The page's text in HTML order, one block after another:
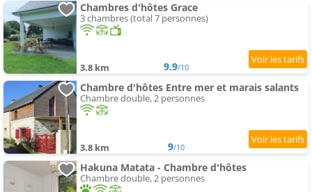
Chambres d'hôtes Grace
3 chambres (total 7 personnes)
3.8 km 9.9/10
Chambre d'hôtes Entre mer et marais salants
Chambre double, 2 personnes
3.8 km 9/10
Hakuna Matata - Chambre d'hôtes
Chambre double, 2 personnes